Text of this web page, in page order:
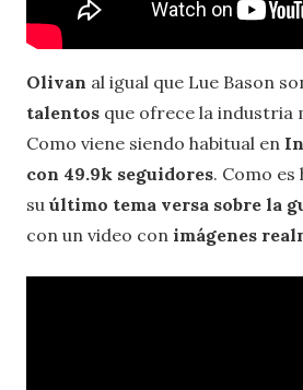
Olivan al igual que Lue Bason
talentos que ofrece la industria
Como viene siendo habitual en
con 49.9k seguidores. Como
su último tema versa sobre la
con un video con imágenes